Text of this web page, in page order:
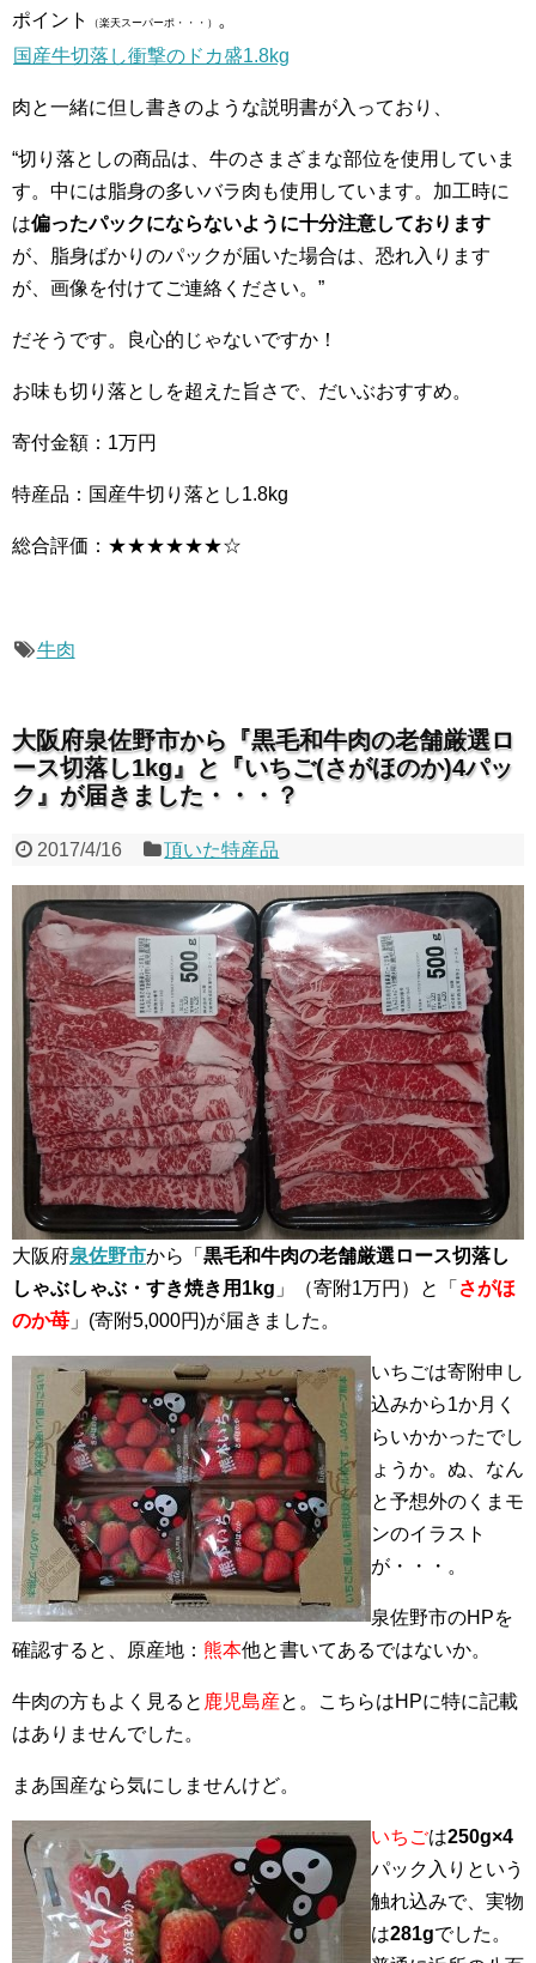
ポイント
（楽天スーパーポ・・・）
。
国産牛切落し衝撃のドカ盛1.8kg
肉と一緒に但し書きのような説明書が入っており、
“切り落としの商品は、牛のさまざまな部位を使用していま
す。中には脂身の多いバラ肉も使用しています。加工時に
は偏ったパックにならないように十分注意しております
が、脂身ばかりのパックが届いた場合は、恐れ入ります
が、画像を付けてご連絡ください。”
だそうです。良心的じゃないですか！
お味も切り落としを超えた旨さで、だいぶおすすめ。
寄付金額：1万円
特産品：国産牛切り落とし1.8kg
総合評価：★★★★★★☆
牛肉
大阪府泉佐野市から『黒毛和牛肉の老舗厳選ロ
ース切落し1kg』と『いちご(さがほのか)4パッ
ク』が届きました・・・？
2017/4/16 頂いた特産品
大阪府泉佐野市から「 黒毛和牛肉の老舗厳選ロース切落し
しゃぶしゃぶ・すき焼き用1kg 」（寄附1万円）と「 さがほ
のか苺 」(寄附5,000円)が届きました。
いちごは寄附申し
込みから1か月く
らいかかったでし
ょうか。ぬ、なん
と予想外のくまモ
ンのイラスト
が・・・。
泉佐野市のHPを
確認すると、原産地： 熊本他と書いてあるではないか。
牛肉の方もよく見ると 鹿児島産と。こちらはHPに特に記載
はありませんでした。
まあ国産なら気にしませんけど。
いちごは250g×4
パック入りという
触れ込みで、実物
は281gでした。